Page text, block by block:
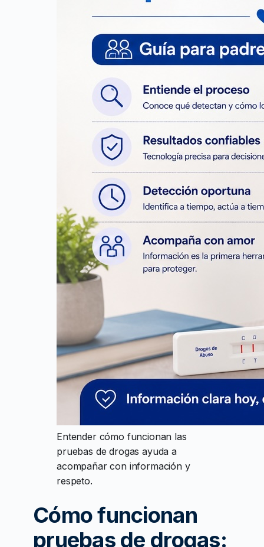
Entender cómo funcionan las
pruebas de drogas ayuda a
acompañar con información y
respeto.
Cómo funcionan
pruebas de drogas: